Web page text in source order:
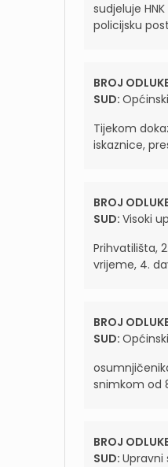
sudjeluje
policijsku
BROJ
SUD:
Tijekom
iskaznice,
BROJ
SUD: Visoki
Prihvatilišta,
vrijeme, 4.
BROJ
SUD:
snimkom od
BROJ
SUD: Upravni